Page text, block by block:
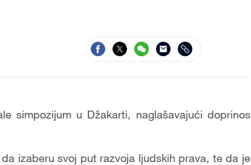
simpozijum u Džakarti, naglašavajući doprinos
izaberu svoj put razvoja ljudskih prava, te da je